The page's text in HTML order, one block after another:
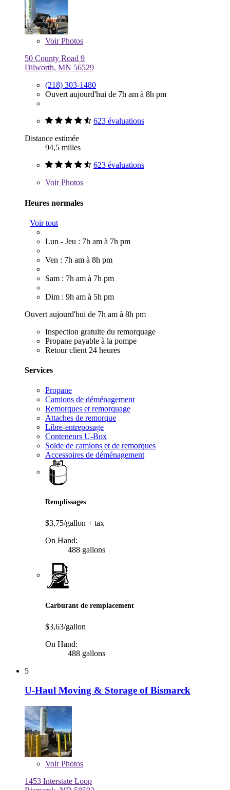
VoirPhotos
50 County Road 9
Dilworth, MN 56529
(218) 303-1480
Ouvert aujourd'hui de 7h am à 8h pm
623 évaluations
Distance estimée
94,5 milles
623 évaluations
VoirPhotos
Heures normales
Voir tout
Lun - Jeu : 7h am à 7h pm
Ven : 7h am à 8h pm
Sam : 7h am à 7h pm
Dim : 9h am à 5h pm
Ouvert aujourd'hui de 7h am à 8h pm
Inspection gratuite du remorquage
Propane payable à la pompe
Retour client 24 heures
Services
Propane
Camions de déménagement
Remorques et remorquage
Attaches de remorque
Libre-entreposage
Conteneurs U-Box
Solde de camions et de remorques
Accessoires de déménagement
Remplissages
$3,75/gallon + tax
On Hand:
488 gallons
Carburant de remplacement
$3,63/gallon
On Hand:
488 gallons
5
U-Haul Moving & Storage of Bismarck
VoirPhotos
1453 Interstate Loop